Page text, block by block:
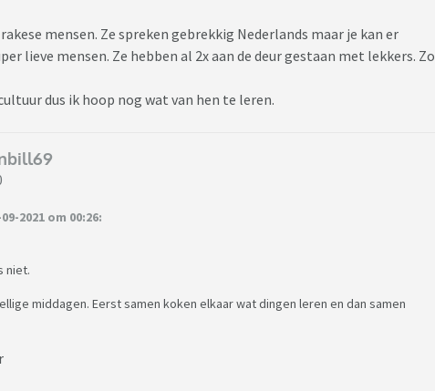
mensen. Ze spreken gebrekkig Nederlands maar je kan er
lieve mensen. Ze hebben al 2x aan de deur gestaan met lekkers. Zo
dus ik hoop nog wat van hen te leren.
2021 om 00:26:
niet.
middagen. Eerst samen koken elkaar wat dingen leren en dan samen